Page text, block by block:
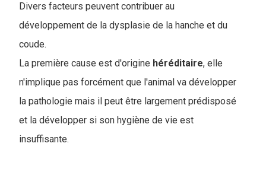
Divers facteurs peuvent contribuer au
développement de la dysplasie de la hanche et du
coude.
La première cause est d'origine héréditaire, elle
n'implique pas forcément que l'animal va développer
la pathologie mais il peut être largement prédisposé
et la développer si son hygiène de vie est
insuffisante.